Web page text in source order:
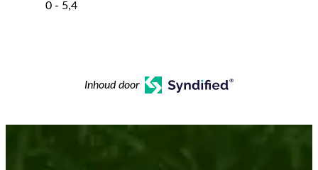
0 - 5,4
Inhoud door